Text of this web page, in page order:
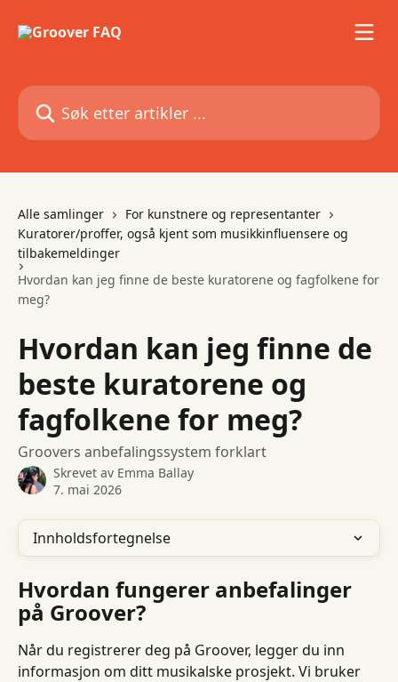
Søk etter artikler ...
Alle samlinger
For kunstnere og representanter
Kuratorer/proffer, også kjent som musikkinfluensere og
tilbakemeldinger
Hvordan kan jeg finne de beste kuratorene og fagfolkene for
meg?
Hvordan kan jeg finne de
beste kuratorene og
fagfolkene for meg?
Groovers anbefalingssystem forklart
Skrevet av Emma Ballay
7. mai 2026
Innholdsfortegnelse
Hvordan fungerer anbefalinger
på Groover?
Når du registrerer deg på Groover, legger du inn
informasjon om ditt musikalske prosjekt. Vi bruker